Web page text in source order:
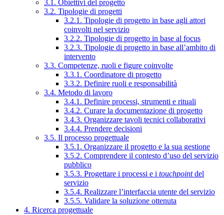
3.1. Obiettivi del progetto
3.2. Tipologie di progetti
3.2.1. Tipologie di progetto in base agli attori
coinvolti nel servizio
3.2.2. Tipologie di progetto in base al focus
3.2.3. Tipologie di progetto in base all’ambito di
intervento
3.3. Competenze, ruoli e figure coinvolte
3.3.1. Coordinatore di progetto
3.3.2. Definire ruoli e responsabilità
3.4. Metodo di lavoro
3.4.1. Definire processi, strumenti e rituali
3.4.2. Curare la documentazione di progetto
3.4.3. Organizzare tavoli tecnici collaborativi
3.4.4. Prendere decisioni
3.5. Il processo progettuale
3.5.1. Organizzare il progetto e la sua gestione
3.5.2. Comprendere il contesto d’uso del servizio
pubblico
3.5.3. Progettare i processi e i touchpointdel
servizio
3.5.4. Realizzare l’interfaccia utente del servizio
3.5.5. Validare la soluzione ottenuta
4. Ricerca progettuale